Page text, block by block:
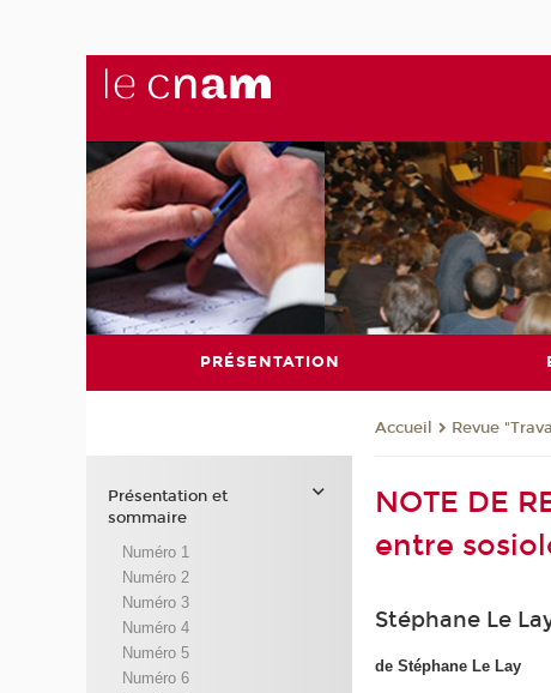
PRÉSENTATION
Accueil Revue
NOTE DE
entre
Stéphane Le
de Stéphane Le Lay
Présentation et
sommaire
Numéro 1
Numéro 2
Numéro 3
Numéro 4
Numéro 5
Numéro 6